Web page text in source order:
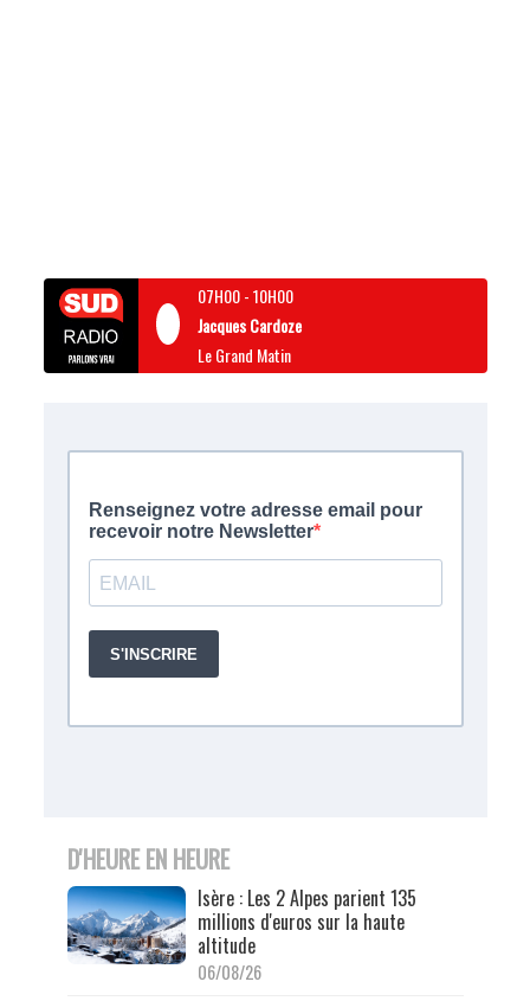
07H00-10H00
Jacques Cardoze
Le Grand Matin
D'HEURE EN HEURE
Isère : Les 2 Alpes parient 135
millions d'euros sur la haute
altitude
06/08/26